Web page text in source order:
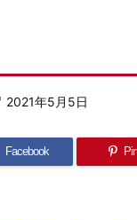
2021年5月5日
Facebook